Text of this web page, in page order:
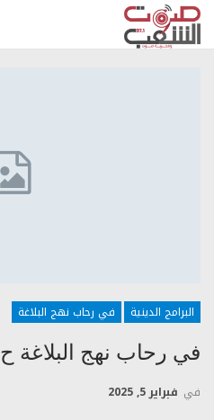
البرامج الدينية في رحاب نهج البلاغة
في رحاب نهج البلاغة ح 42
في فبراير 5, 2025